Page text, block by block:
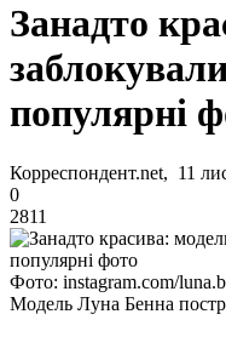
Занадто
популярні
Корреспондент.net, 11
0
2811
Фото: instagram.com/
Модель Луна Бенна